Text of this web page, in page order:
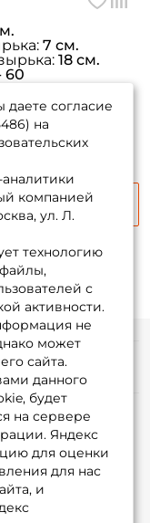
7 см.
18 см.
60
даете согласие
на
компанией
ул. Л.
технологию
с
активности.
не
может
сайта.
данного
будет
на сервере
Яндекс
для оценки
для нас
и
на обработку